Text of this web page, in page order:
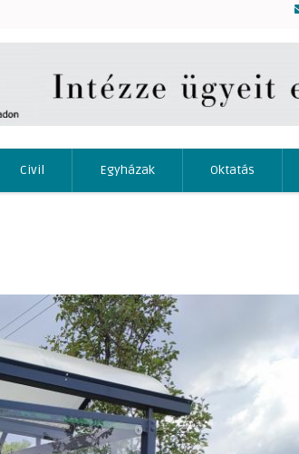
Civil Egyházak Oktatás